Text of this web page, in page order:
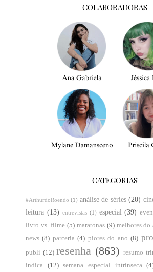
COLABORADORAS
CATEGORIAS
#ArthurdoRoendo (1) análise de séries (20)
leitura (13) entrevistas (1) especial (39)
livro vs. filme (5) maratonas (9) melhores do
news (8) parceria (4) piores do ano (8)
publi (12) resenha (863) resumo
indica
(12) semana especial intrínseca